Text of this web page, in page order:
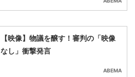
【映像】物議を醸す！審判の「映像
なし」衝撃発言
ABEMA